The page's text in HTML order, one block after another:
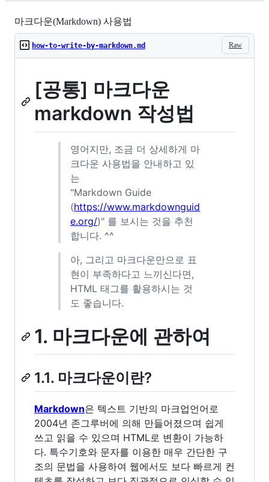
마크다운(Markdown) 사용법
Raw
how-to-write-by-markdown.md
[공통] 마크다운
markdown 작성법
영어지만, 조금 더 상세하게 마
크다운 사용법을 안내하고 있
는
"Markdown Guide
(https://www.markdownguid
e.org/)" 를 보시는 것을 추천
합니다. ^^
아, 그리고 마크다운만으로 표
현이 부족하다고 느끼신다면,
HTML 태그를 활용하시는 것
도 좋습니다.
1. 마크다운에 관하여
1.1. 마크다운이란?
Markdown은 텍스트 기반의 마크업언어로
2004년 존그루버에 의해 만들어졌으며 쉽게
쓰고 읽을 수 있으며 HTML로 변환이 가능하
다. 특수기호와 문자를 이용한 매우 간단한 구
조의 문법을 사용하여 웹에서도 보다 빠르게 컨